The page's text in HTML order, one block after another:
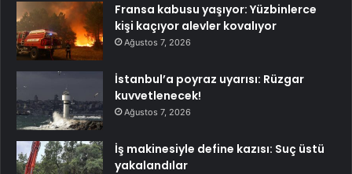
Fransa kabusu yaşıyor: Yüzbinlerce
kişi kaçıyor alevler kovalıyor
Ağustos 7, 2026
İstanbul’a poyraz uyarısı: Rüzgar
kuvvetlenecek!
Ağustos 7, 2026
İş makinesiyle define kazısı: Suç üstü
yakalandılar